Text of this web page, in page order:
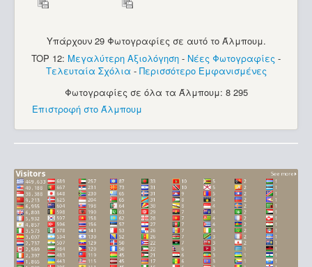
Υπάρχουν 29 Φωτογραφίες σε αυτό το Άλμπουμ.
TOP 12: Μεγαλύτερη Αξιολόγηση - Νέες Φωτογραφίες -
Τελευταία Σχόλια - Περισσότερο Εμφανισμένες
Φωτογραφίες σε όλα τα Άλμπουμ: 8 295
Επιστροφή στο Άλμπουμ